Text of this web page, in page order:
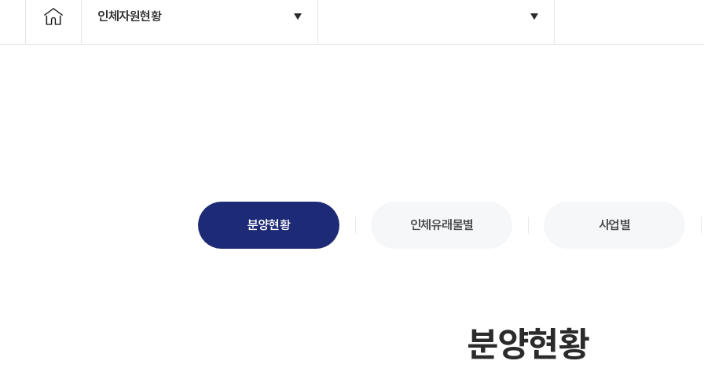
인체자원현황
분양현황 인체유래물별 사업별
분양현황